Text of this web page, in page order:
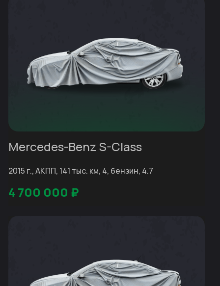
Mercedes-Benz S-Class
2015 г., АКПП, 141 тыс. км, 4, бензин, 4.7
4 700 000 ₽